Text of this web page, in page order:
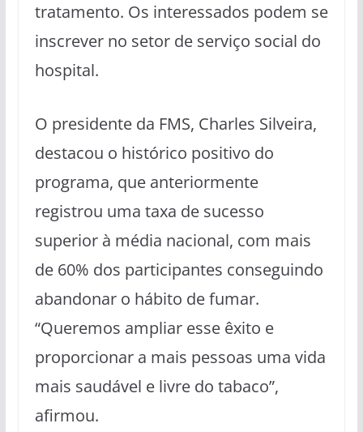
tratamento. Os interessados podem se
inscrever no setor de serviço social do
hospital.
O presidente da FMS, Charles Silveira,
destacou o histórico positivo do
programa, que anteriormente
registrou uma taxa de sucesso
superior à média nacional, com mais
de 60% dos participantes conseguindo
abandonar o hábito de fumar.
“Queremos ampliar esse êxito e
proporcionar a mais pessoas uma vida
mais saudável e livre do tabaco”,
afirmou.